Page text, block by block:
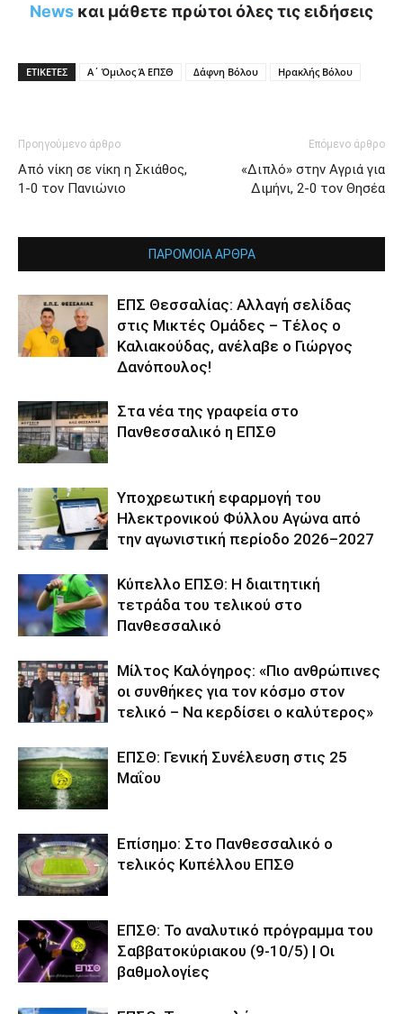
News και μάθετε πρώτοι όλες τις ειδήσεις
ΕΤΙΚΕΤΕΣ Α΄ Όμιλος Ά ΕΠΣΘ Δάφνη Βόλου Ηρακλής Βόλου
Προηγούμενο άρθρο
Από νίκη σε νίκη η Σκιάθος,
1-0 τον Πανιώνιο
Επόμενο άρθρο
«Διπλό» στην Αγριά για
Διμήνι, 2-0 τον Θησέα
ΠΑΡΟΜΟΙΑ ΑΡΘΡΑ
ΕΠΣ Θεσσαλίας: Αλλαγή σελίδας
στις Μικτές Ομάδες – Τέλος ο
Καλιακούδας, ανέλαβε ο Γιώργος
Δανόπουλος!
Στα νέα της γραφεία στο
Πανθεσσαλικό η ΕΠΣΘ
Υποχρεωτική εφαρμογή του
Ηλεκτρονικού Φύλλου Αγώνα από
την αγωνιστική περίοδο 2026–2027
Κύπελλο ΕΠΣΘ: Η διαιτητική
τετράδα του τελικού στο
Πανθεσσαλικό
Μίλτος Καλόγηρος: «Πιο ανθρώπινες
οι συνθήκες για τον κόσμο στον
τελικό – Να κερδίσει ο καλύτερος»
ΕΠΣΘ: Γενική Συνέλευση στις 25
Μαΐου
Επίσημο: Στο Πανθεσσαλικό ο
τελικός Κυπέλλου ΕΠΣΘ
ΕΠΣΘ: Το αναλυτικό πρόγραμμα του
Σαββατοκύριακου (9-10/5) | Οι
βαθμολογίες